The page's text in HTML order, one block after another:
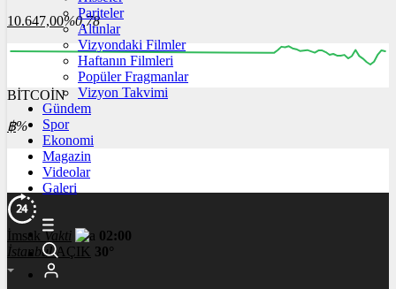
10.647,00%0,78
00:00 04:00
BİTCOİN
฿%
Pariteler
Altınlar
Vizyondaki Filmler
Haftanın Filmleri
Popüler Fragmanlar
Vizyon Takvimi
Gündem
Spor
Ekonomi
Magazin
Videolar
Galeri
İmsakVakti
02:00
İstanbul AÇIK 30°